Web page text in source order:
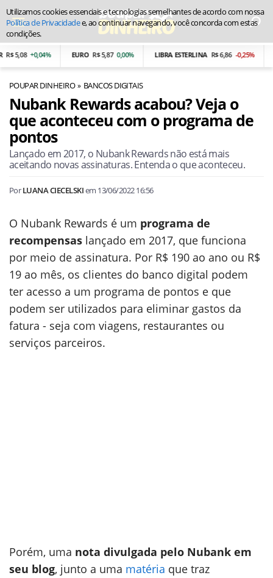
5,08 +0,04% EURO R$ 5,87 0,00% LIBRA ESTERLINA R$ 6,86 -0,25%
POUPAR DINHEIRO BANCOS DIGITAIS
Nubank Rewards acabou? Veja o
que aconteceu com o programa de
pontos
Lançado em 2017, o Nubank Rewards não está mais
aceitando novas assinaturas. Entenda o que aconteceu.
PorLUANA CIECELSKIem 13/06/2022 16:56
O Nubank Rewards é um programa de
recompensas lançado em 2017, que funciona
por meio de assinatura. Por R$ 190 ao ano ou R$
19 ao mês, os clientes do banco digital podem
ter acesso a um programa de pontos e que
podem ser utilizados para eliminar gastos da
fatura - seja com viagens, restaurantes ou
serviços parceiros.
Porém, uma nota divulgada pelo Nubank em
seu blog, junto a uma matéria que traz
Utilizamos cookies essenciais e tecnologias semelhantes de acordo com nossa
Política de Privacidadee, ao continuar navegando, você concorda com estas
condições.